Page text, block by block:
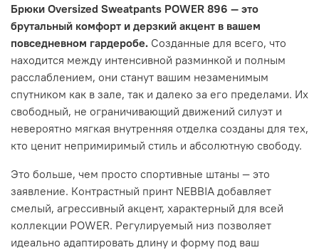
Брюки Oversized Sweatpants POWER 896 — это
брутальный комфорт и дерзкий акцент в вашем
повседневном гардеробе. Созданные для всего, что
находится между интенсивной разминкой и полным
расслаблением, они станут вашим незаменимым
спутником как в зале, так и далеко за его пределами. Их
свободный, не ограничивающий движений силуэт и
невероятно мягкая внутренняя отделка созданы для тех,
кто ценит непримиримый стиль и абсолютную свободу.
Это больше, чем просто спортивные штаны — это
заявление. Контрастный принт NEBBIA добавляет
смелый, агрессивный акцент, характерный для всей
коллекции POWER. Регулируемый низ позволяет
идеально адаптировать длину и форму под ваш